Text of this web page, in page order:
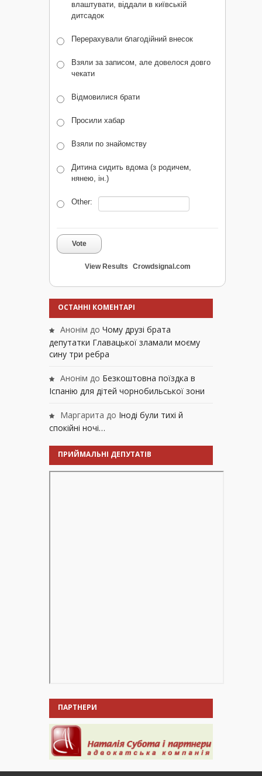
влаштувати, віддали в київській
дитсадок
Перерахували благодійний внесок
Взяли за записом, але довелося довго
чекати
Відмовилися брати
Просили хабар
Взяли по знайомству
Дитина сидить вдома (з родичем,
нянею, ін.)
Other:
Vote
View Results Crowdsignal.com
ОСТАННІ КОМЕНТАРІ
Анонім до Чому друзі брата
депутатки Главацької зламали моєму
сину три ребра
Анонім до Безкоштовна поїздка в
Іспанію для дітей чорнобильської зони
Маргарита до Іноді були тихі й
спокійні ночі…
ПРИЙМАЛЬНІ ДЕПУТАТІВ
ПАРТНЕРИ